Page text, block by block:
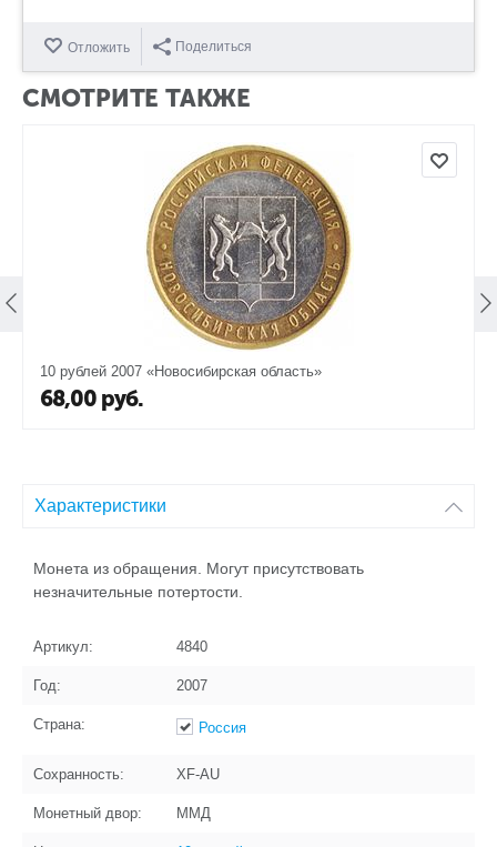
Отложить Поделиться
СМОТРИТЕ ТАКЖЕ
10 рублей 2007 «Новосибирская область»
68,00 руб.
Характеристики
Монета из обращения. Могут присутствовать
незначительные потертости.
Артикул: 4840
Год: 2007
Страна: Россия
Сохранность: XF-AU
Монетный двор: ММД